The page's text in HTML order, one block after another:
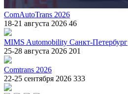
ComAutoTrans 2026
18-21 августа 2026 46
MIMS Automobility Санкт-Петербург
25-28 августа 2026 201
Comtrans 2026
22-25 сентября 2026 333